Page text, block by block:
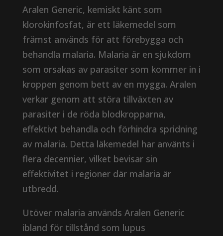
Aralen Generic, kemiskt känt som
klorokinfosfat, är ett läkemedel som
främst används för att förebygga och
behandla malaria. Malaria är en sjukdom
som orsakas av parasiter som kommer in i
kroppen genom bett av en mygga. Aralen
verkar genom att störa tillväxten av
parasiter i de röda blodkropparna,
effektivt behandla och förhindra spridning
av malaria. Detta läkemedel har använts i
flera decennier, vilket bevisar sin
effektivitet i regioner där malaria är
utbredd.
Utöver malaria används Aralen Generic
ibland för tillstånd som lupus